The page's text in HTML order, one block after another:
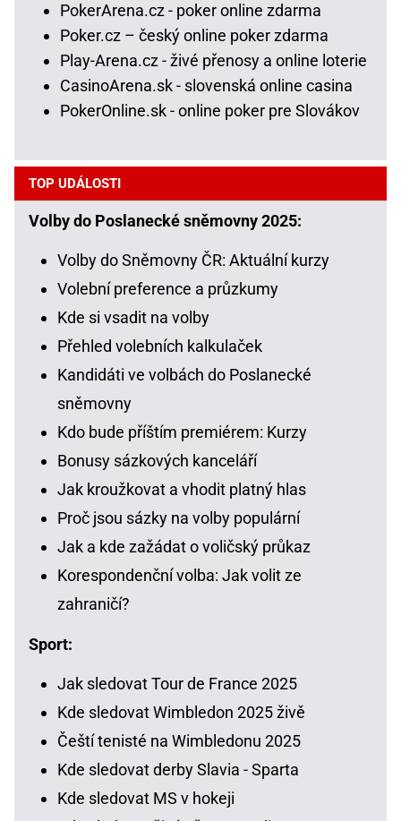
PokerArena.cz - poker online zdarma
Poker.cz – český online poker zdarma
Play-Arena.cz - živé přenosy a online loterie
CasinoArena.sk - slovenská online casina
PokerOnline.sk - online poker pre Slovákov
TOP UDÁLOSTI
Volby do Poslanecké sněmovny 2025:
Volby do Sněmovny ČR: Aktuální kurzy
Volební preference a průzkumy
Kde si vsadit na volby
Přehled volebních kalkulaček
Kandidáti ve volbách do Poslanecké
sněmovny
Kdo bude příštím premiérem: Kurzy
Bonusy sázkových kanceláří
Jak kroužkovat a vhodit platný hlas
Proč jsou sázky na volby populární
Jak a kde zažádat o voličský průkaz
Korespondenční volba: Jak volit ze
zahraničí?
Sport:
Jak sledovat Tour de France 2025
Kde sledovat Wimbledon 2025 živě
Čeští tenisté na Wimbledonu 2025
Kde sledovat derby Slavia - Sparta
Kde sledovat MS v hokeji